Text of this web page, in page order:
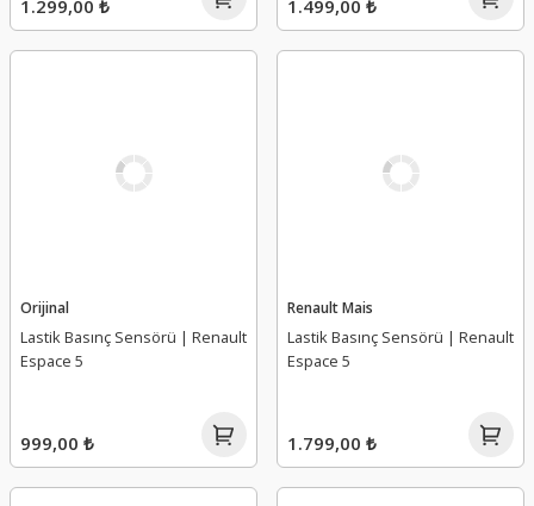
1.299,00 ₺ 1.499,00 ₺
Orijinal
Lastik Basınç Sensörü | Renault
Espace 5
999,00 ₺
Renault Mais
Lastik Basınç Sensörü | Renault
Espace 5
1.799,00 ₺